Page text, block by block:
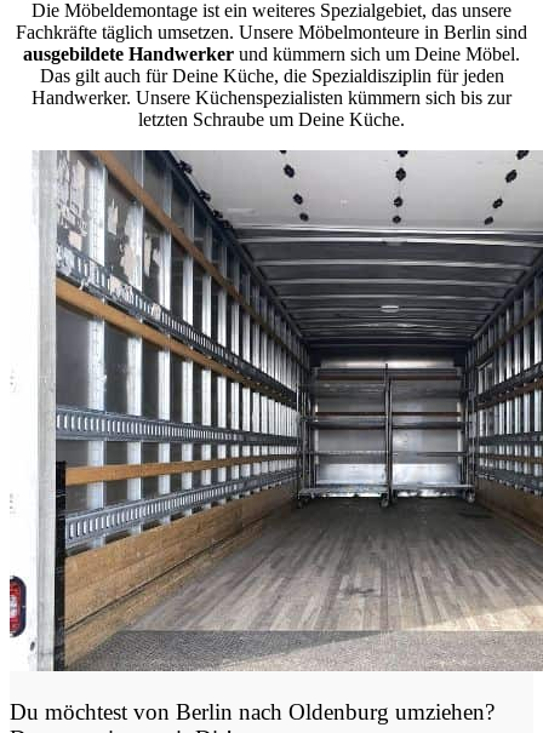
Die Möbeldemontage ist ein weiteres Spezialgebiet, das unsere
Fachkräfte täglich umsetzen. Unsere Möbelmonteure in Berlin sind
ausgebildete Handwerker und kümmern sich um Deine Möbel.
Das gilt auch für Deine Küche, die Spezialdisziplin für jeden
Handwerker. Unsere Küchenspezialisten kümmern sich bis zur
letzten Schraube um Deine Küche.
Du möchtest von Berlin nach Oldenburg umziehen?